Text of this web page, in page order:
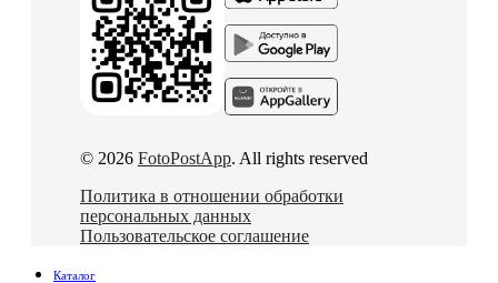
© 2026 FotoPostApp. All rights reserved
Политика в отношении обработки
персональных данных
Пользовательское соглашение
Каталог